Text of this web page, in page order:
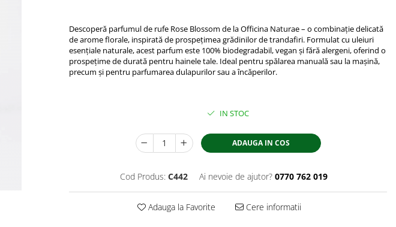
Descoperă parfumul de rufe Rose Blossom de la Officina Naturae – o combinație delicată
de arome florale, inspirată de prospețimea grădinilor de trandafiri. Formulat cu uleiuri
esențiale naturale, acest parfum este 100% biodegradabil, vegan și fără alergeni, oferind o
prospețime de durată pentru hainele tale. Ideal pentru spălarea manuală sau la mașină,
precum și pentru parfumarea dulapurilor sau a încăperilor.
IN STOC
ADAUGA IN COS
Cod Produs: C442 Ai nevoie de ajutor? 0770 762 019
Adauga la Favorite Cere informatii